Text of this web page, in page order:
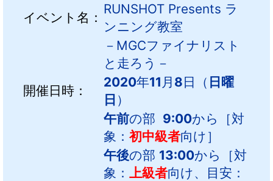
イベント名：
RUNSHOT Presents ラ
ンニング教室
－MGCファイナリスト
と走ろう－
開催日時：
2020年11 月 8日（ 日曜
日 ）
午前の部 9:00から［対
象： 初中級者向け］
午後の部 13:00から［対
象： 上級者向け、目安：